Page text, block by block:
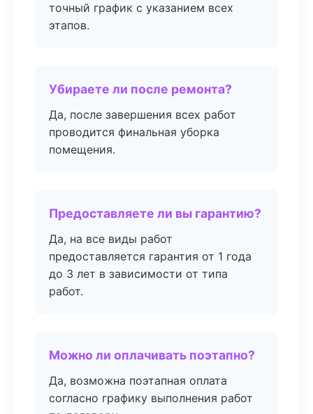
точный график с указанием всех
этапов.
Убираете ли после ремонта?
Да, после завершения всех работ
проводится финальная уборка
помещения.
Предоставляете ли вы гарантию?
Да, на все виды работ
предоставляется гарантия от 1 года
до 3 лет в зависимости от типа
работ.
Можно ли оплачивать поэтапно?
Да, возможна поэтапная оплата
согласно графику выполнения работ